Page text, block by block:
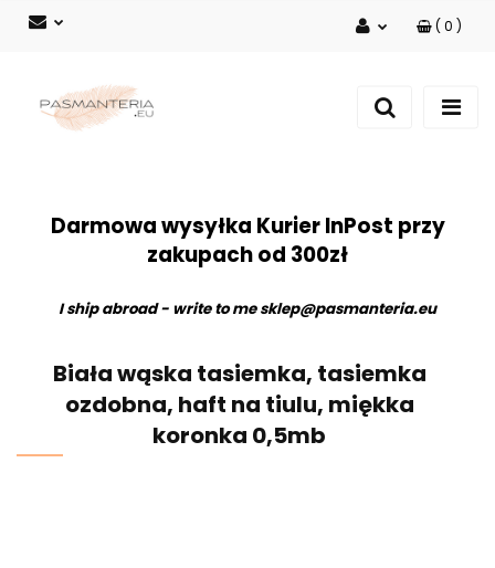
Zarejestruj się
( 0 )
Darmowa wysyłka Kurier InPost przy
zakupach od 300zł
I ship abroad - write to mesklep@pasmanteria.eu
Biała wąska tasiemka, tasiemka
ozdobna, haft na tiulu, miękka
koronka 0,5mb